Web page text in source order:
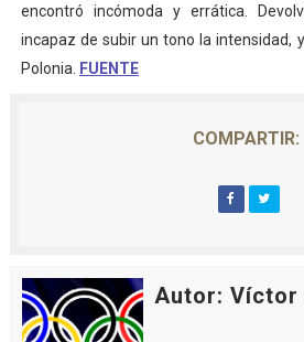
encontró incómoda y errática.
incapaz de subir un tono la intensidad,
Polonia.
FUENTE
COMPARTIR:
Autor: Víctor